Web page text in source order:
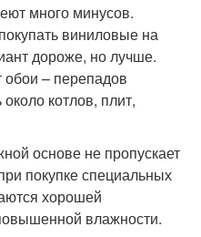
много минусов.
виниловые на
дороже, но лучше.
обои – перепадов
котлов, плит,
основе не пропускает
покупке специальных
хорошей
влажности.